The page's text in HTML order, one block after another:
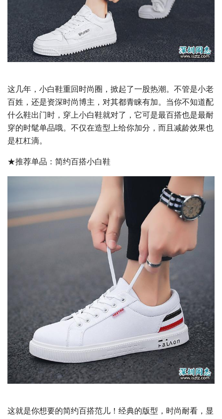
这几年，小白鞋重回时尚圈，掀起了一股热潮。不管是小老
百姓，还是资深时尚博主，对其都青睐有加。当你不知道配
什么鞋出门时，穿上小白鞋就对了，它可是最百搭也是最耐
穿的时髦单品哦。不仅在造型上给你加分，而且减龄效果也
是杠杠滴。
★推荐单品：简约百搭小白鞋
这就是你想要的简约百搭范儿！经典的版型，时尚耐看，显